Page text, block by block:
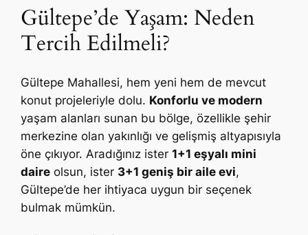
Gültepe’de Yaşam: Neden
Tercih Edilmeli?
Gültepe Mahallesi, hem yeni hem de mevcut
konut projeleriyle dolu. Konforlu ve modern
yaşam alanları sunan bu bölge, özellikle şehir
merkezine olan yakınlığı ve gelişmiş altyapısıyla
öne çıkıyor. Aradığınız ister1+1 eşyalı mini
daire olsun, ister 3+1 geniş bir aile evi,
Gültepe’de her ihtiyaca uygun bir seçenek
bulmak mümkün.